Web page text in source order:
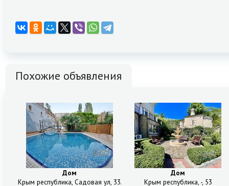
Похожие объявления
Дом
Крым республика, Садовая ул, 33А
Дом
Крым республика, -, 53